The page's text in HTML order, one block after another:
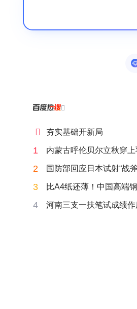

 夯实基础开新局
1 内蒙古呼伦贝尔立秋穿上
2 国防部回应日本试射“战
3 比A4纸还薄！中国高端
4 河南三支一扶笔试成绩